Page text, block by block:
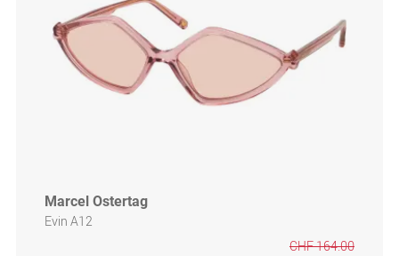
Marcel Ostertag
Evin A12
CHF 164.00